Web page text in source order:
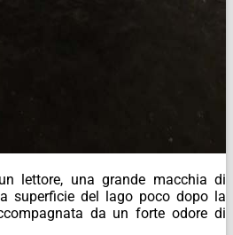
lettore, una grande macchia di
superficie del lago poco dopo la
da un forte odore di